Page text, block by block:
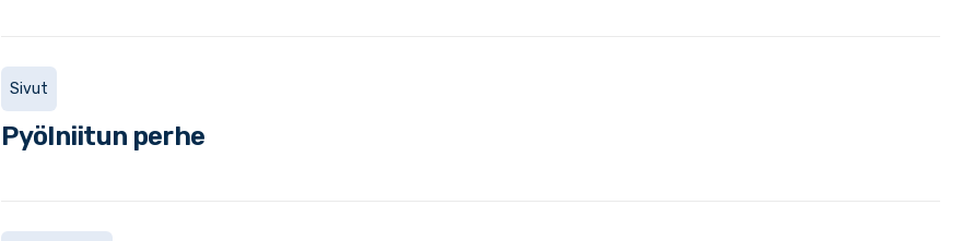
Sivut
Pyölniitun perhe